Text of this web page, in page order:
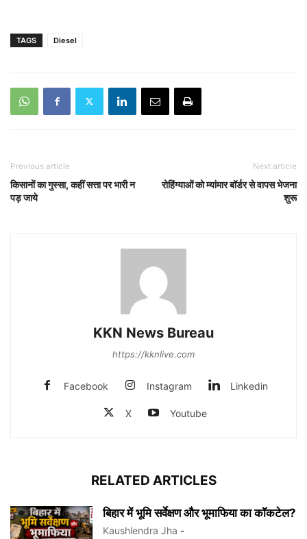
TAGS Diesel
Previous article
किसानों का गुस्सा, कहीं सत्ता पर भारी न
पड़ जाये
Next article
रोहिंग्याओं को म्यांमार बॉर्डर से वापस भेजना
शुरू
KKN News Bureau
https://kknlive.com
Facebook Instagram Linkedin
X Youtube
RELATED ARTICLES
बिहार में भूमि सर्वेक्षण और भूमाफिया का कॉकटेल?
Kaushlendra Jha -